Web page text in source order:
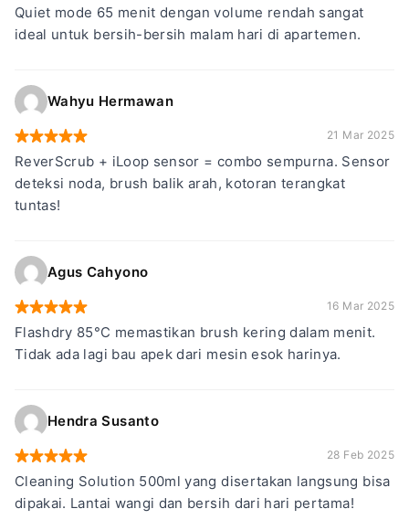
Quiet mode 65 menit dengan volume rendah sangat
ideal untuk bersih-bersih malam hari di apartemen.
Wahyu Hermawan
21 Mar 2025
ReverScrub + iLoop sensor = combo sempurna. Sensor
deteksi noda, brush balik arah, kotoran terangkat
tuntas!
Agus Cahyono
16 Mar 2025
Flashdry 85°C memastikan brush kering dalam menit.
Tidak ada lagi bau apek dari mesin esok harinya.
Hendra Susanto
28 Feb 2025
Cleaning Solution 500ml yang disertakan langsung bisa
dipakai. Lantai wangi dan bersih dari hari pertama!